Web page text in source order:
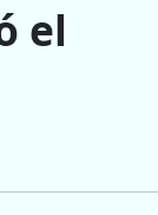
el